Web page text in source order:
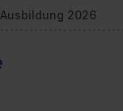
Ausbildung 2026